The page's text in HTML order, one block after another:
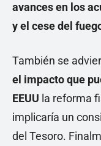
avances en los
y el cese del
También se
el impacto que
EEUU la reforma
implicaría un
del Tesoro.